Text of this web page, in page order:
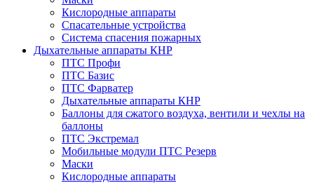
Кислородные аппараты
Спасательные устройства
Система спасения пожарных
Дыхательные аппараты КНР
ПТС Профи
ПТС Базис
ПТС Фарватер
Дыхательные аппараты КНР
Баллоны для сжатого воздуха, вентили и чехлы на
баллоны
ПТС Экстремал
Мобильные модули ПТС Резерв
Маски
Кислородные аппараты